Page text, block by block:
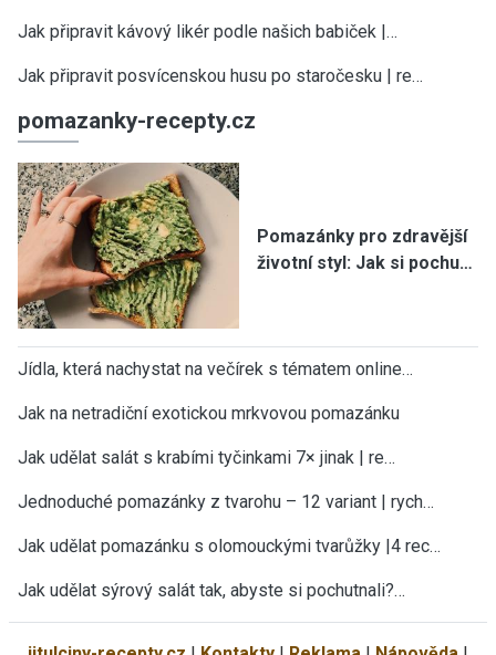
Jak připravit kávový likér podle našich babiček |…
Jak připravit posvícenskou husu po staročesku | re…
pomazanky-recepty.cz
Pomazánky pro zdravější
životní styl: Jak si pochu…
Jídla, která nachystat na večírek s tématem online…
Jak na netradiční exotickou mrkvovou pomazánku
Jak udělat salát s krabími tyčinkami 7× jinak | re…
Jednoduché pomazánky z tvarohu – 12 variant | rych…
Jak udělat pomazánku s olomouckými tvarůžky |4 rec…
Jak udělat sýrový salát tak, abyste si pochutnali?…